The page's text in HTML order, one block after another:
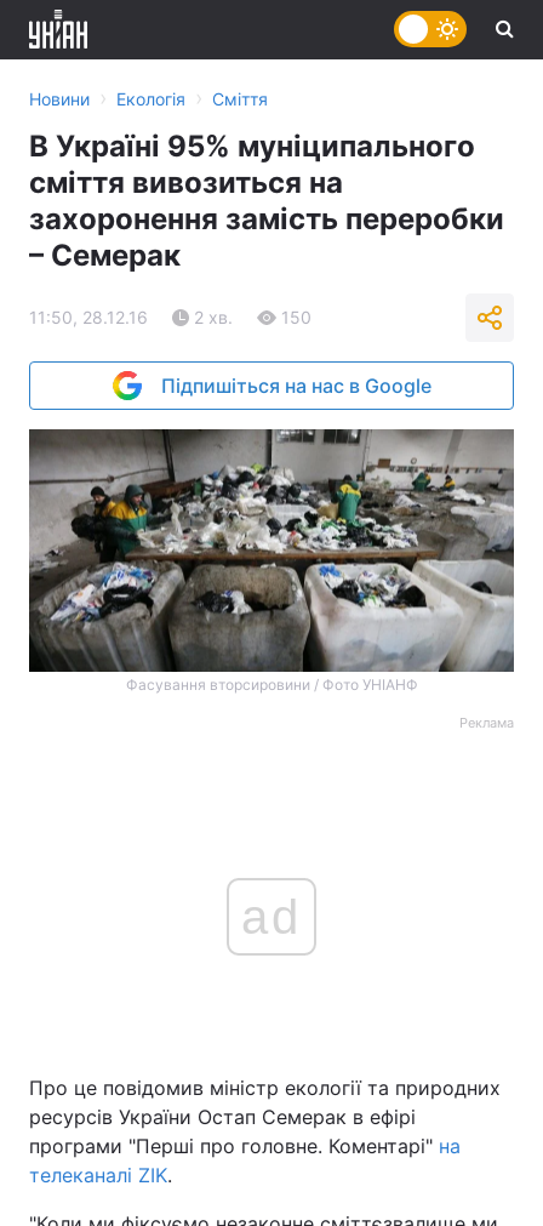
Головна
Новини › Екологія › Сміття
В Україні 95% муніципального
сміття вивозиться на
захоронення замість переробки
– Семерак
11:50, 28.12.16 2 хв. 150
Підпишіться на нас в Google
Фасування вторсировини / Фото УНІАНФ
Реклама
ad
Про це повідомив міністр екології та природних
ресурсів України Остап Семерак в ефірі
програми "Перші про головне. Коментарі" на
телеканалі ZIK.